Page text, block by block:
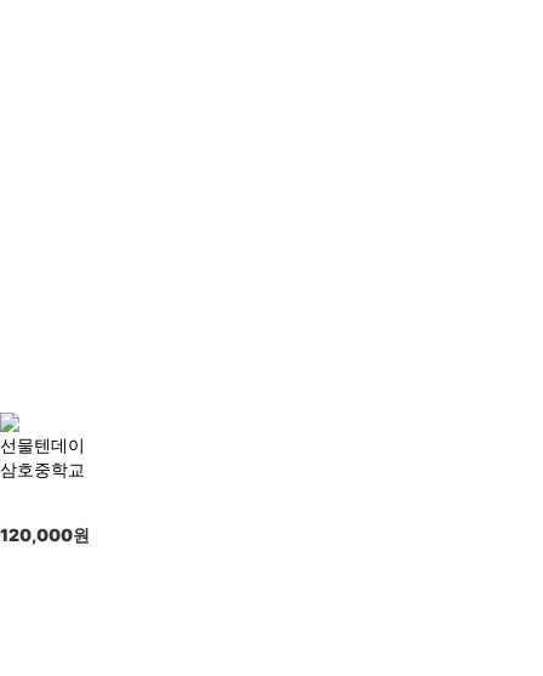
선물텐데이
삼호중학교
120,000원